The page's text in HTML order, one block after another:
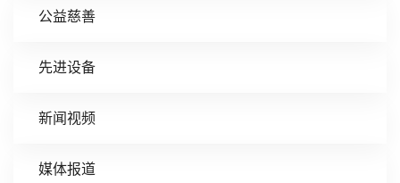
公益慈善
先进设备
新闻视频
媒体报道